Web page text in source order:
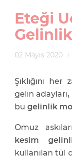
Eteği
Gelinlik
02 Mayıs 2020
Şıklığını
gelin
bu gelinlik
Omuz
kesim
kullanılan tül